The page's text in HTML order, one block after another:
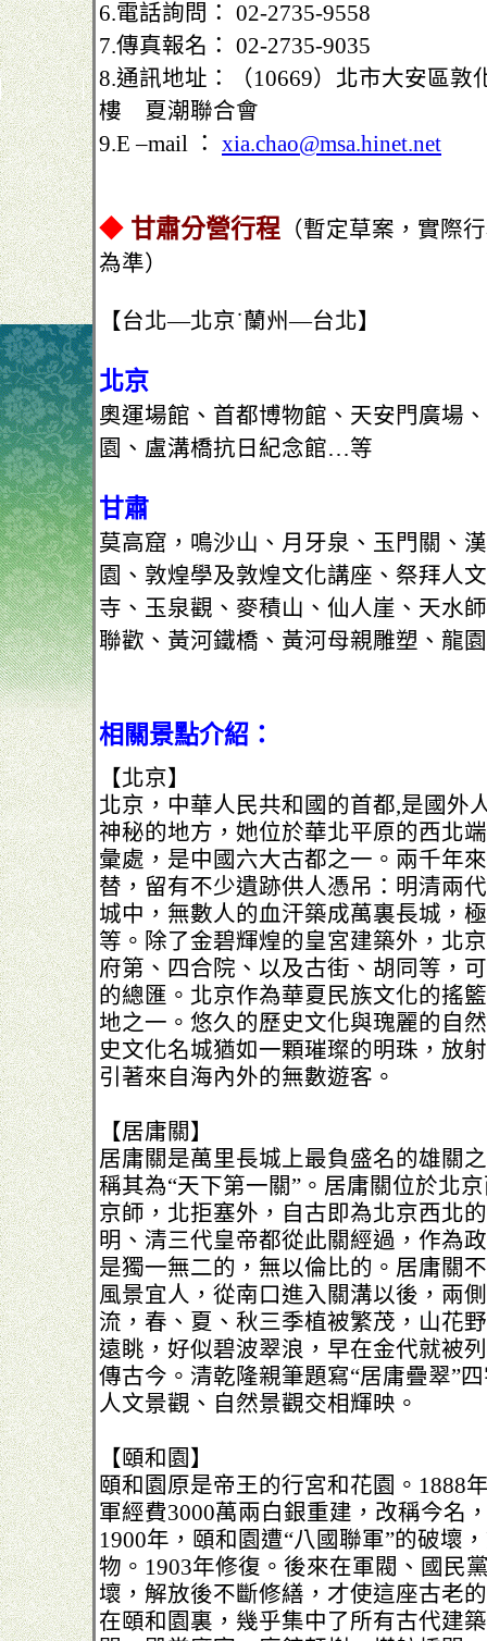
6.電話詢問： 02-2735-9558
7.傳真報名： 02-2735-9035
8.通訊地址：（10669）北市大安區敦
樓 夏潮聯合會
9.E –mail ： xia.chao@msa.hinet.net
◆ 甘肅分營行程 （暫定草案，實際
為準）
【台北—北京˙蘭州—台北】
北京
奧運場館、首都博物館、天安門廣場
園、盧溝橋抗日紀念館…等
甘肅
莫高窟，鳴沙山、月牙泉、玉門關、
園、敦煌學及敦煌文化講座、祭拜人
寺、玉泉觀、麥積山、仙人崖、天水
聯歡、黃河鐵橋、黃河母親雕塑、龍
相關景點介紹：
【北京】
北京，中華人民共和國的首都,是國外
神秘的地方，她位於華北平原的西北
彙處，是中國六大古都之一。兩千年
替，留有不少遺跡供人憑吊：明清兩
城中，無數人的血汗築成萬裏長城，
等。除了金碧輝煌的皇宮建築外，北
府第、四合院、以及古街、胡同等，
的總匯。北京作為華夏民族文化的搖
地之一。悠久的歷史文化與瑰麗的自
史文化名城猶如一顆璀璨的明珠，放
引著來自海內外的無數遊客。
【居庸關】
居庸關是萬里長城上最負盛名的雄關
稱其為“天下第一關”。居庸關位於北
京師，北拒塞外，自古即為北京西北
明、清三代皇帝都從此關經過，作為
是獨一無二的，無以倫比的。居庸關
風景宜人，從南口進入關溝以後，兩
流，春、夏、秋三季植被繁茂，山花
遠眺，好似碧波翠浪，早在金代就被
傳古今。清乾隆親筆題寫“居庸疊翠”
人文景觀、自然景觀交相輝映。
【頤和園】
頤和園原是帝王的行宮和花園。1888
軍經費3000萬兩白銀重建，改稱今名
1900年，頤和園遭“八國聯軍”的破壞
物。1903年修復。後來在軍閥、國民
壞，解放後不斷修繕，才使這座古老
在頤和園裏，幾乎集中了所有古代建